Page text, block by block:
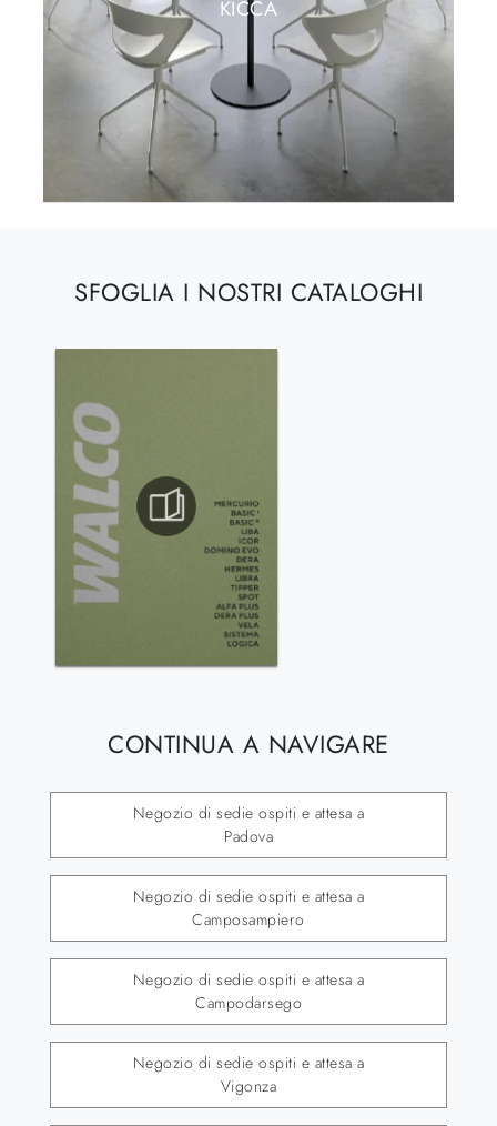
KICCA
SFOGLIA I NOSTRI CATALOGHI
CONTINUA A NAVIGARE
Negozio di sedie ospiti e attesa a
Padova
Negozio di sedie ospiti e attesa a
Camposampiero
Negozio di sedie ospiti e attesa a
Campodarsego
Negozio di sedie ospiti e attesa a
Vigonza